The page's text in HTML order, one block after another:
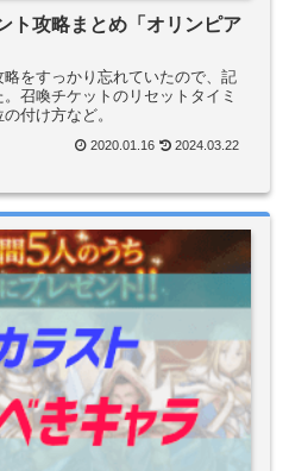
ト攻略まとめ「オリンピア
をすっかり忘れていたので、記
召喚チケットのリセットタイミ
付け方など。
2020.01.16 2024.03.22